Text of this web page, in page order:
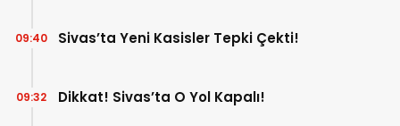
Sivas’ta Yeni Kasisler Tepki Çekti!
09:40
Dikkat! Sivas’ta O Yol Kapalı!
09:32